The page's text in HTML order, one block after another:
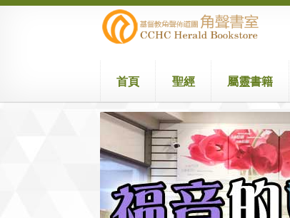
Skip
to
Skip
to
首頁 聖經 屬靈書籍
HomeAttributionCartCheckout